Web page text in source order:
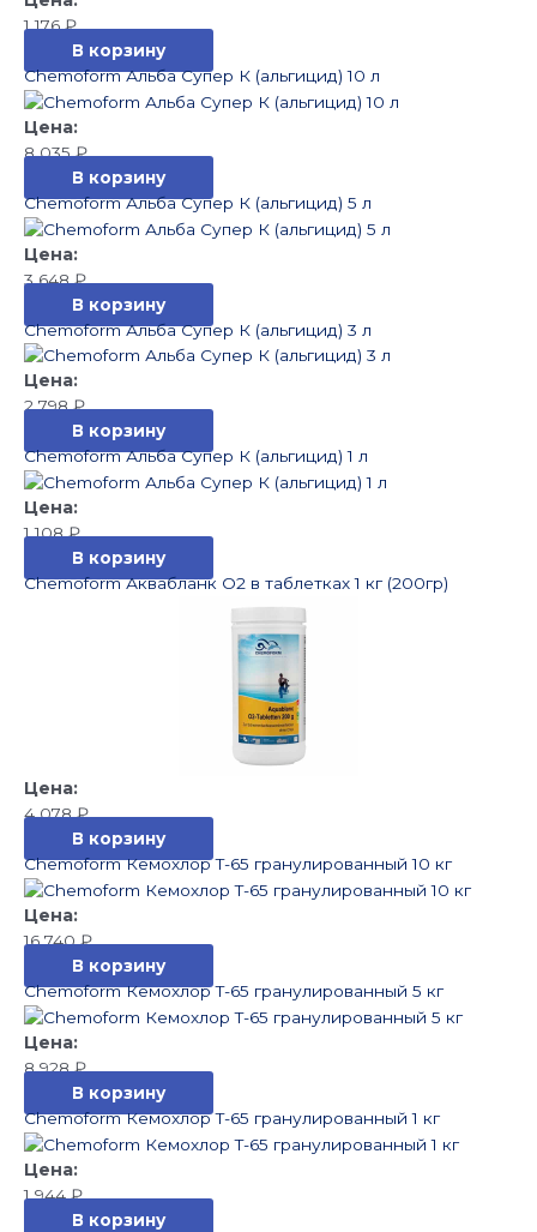
1 176₽
В корзину
Chemoform Альба Супер К (альгицид) 10 л
8 035₽
В корзину
Chemoform Альба Супер К (альгицид) 5 л
3 648₽
В корзину
Chemoform Альба Супер К (альгицид) 3 л
2 798₽
В корзину
Chemoform Альба Супер К (альгицид) 1 л
1 108₽
В корзину
Chemoform Аквабланк О2 в таблетках 1 кг (200гр)
4 078₽
В корзину
Chemoform Кемохлор T-65 гранулированный 10 кг
16 740₽
В корзину
Chemoform Кемохлор T-65 гранулированный 5 кг
8 928₽
В корзину
Chemoform Кемохлор T-65 гранулированный 1 кг
1 944₽
В корзину